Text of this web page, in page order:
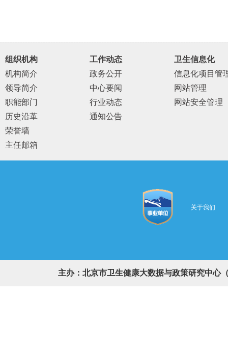
组织机构
机构简介
领导简介
职能部门
历史沿革
荣誉墙
主任邮箱
工作动态
政务公开
中心要闻
行业动态
通知公告
卫生信息化
信息化项目管
网站管理
网站安全管理
关于我们
主办：北京市卫生健康大数据与政策研究中心